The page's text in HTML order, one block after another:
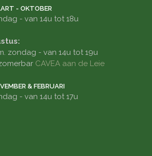
- OKTOBER
- van 14u tot 18u
zondag - van 14u tot 19u
CAVEA aan de Leie
& FEBRUARI
- van 14u tot 17u